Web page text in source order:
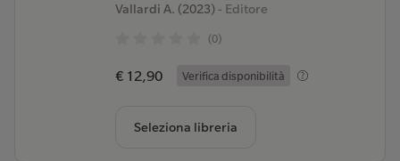
Vallardi A. (2023)- Editore
(0)
€ 12,90 Verifica disponibilità
Seleziona libreria